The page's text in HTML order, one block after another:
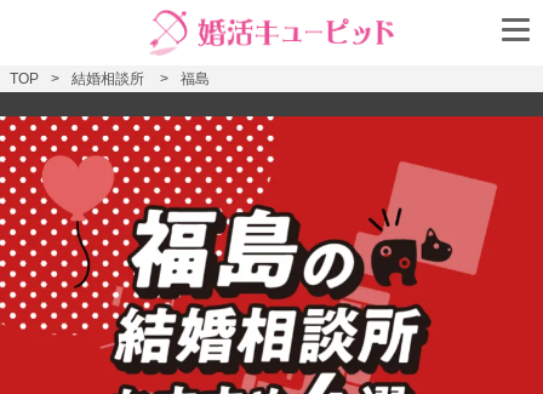
TOP 結婚相談所 福島